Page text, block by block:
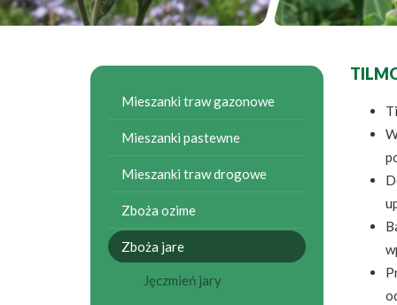
Mieszanki traw gazonowe
Mieszanki pastewne
Mieszanki traw drogowe
Zboża ozime
Zboża jare
Jęczmień jary